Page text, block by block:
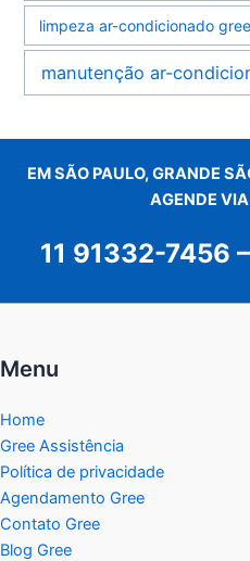
limpeza ar-condicionado
manutenção ar-
EM SÃO PAULO, GRANDE
AGENDE
11 91332-7456 –
Menu
Home
Gree Assistência
Política de privacidade
Agendamento Gree
Contato Gree
Blog Gree